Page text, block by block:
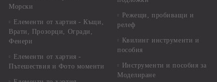
Морски
Елементи от хартия - Къщи,
Врати, Прозорци, Огради,
Фенери
Елементи от хартия -
Пътешествия и Фото моменти
Режещи, пробиващи и
релеф
Квилинг инструменти и
пособия
Инструменти и пособия за
Моделиране